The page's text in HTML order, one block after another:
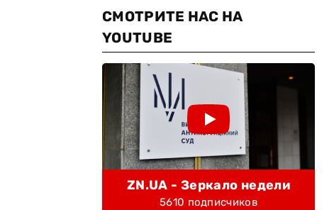
СМОТРИТЕ НАС НА
YOUTUBE
ZN.UA - Зеркало недели
5610 подписчиков